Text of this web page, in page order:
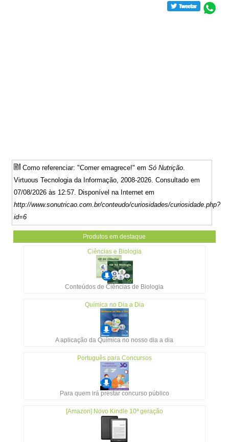
Como referenciar: "Comer emagrece!" emSó Nutrição
Virtuous Tecnologia da Informação, 2008-2026. Consultado em
07/08/2026 às 12:57. Disponível na Internet em
http://www.sonutricao.com.br/conteudo/curiosidades/curiosidade.php?
id=6
Produtos em destaque
Ciências e Biologia
Conteúdos de Ciências de Biologia
Química no Dia a Dia
A aplicação da Química no nosso dia a dia
Português para Concursos
Para quem irá prestar concurso público
[Amazon] Novo Kindle 10ª geração